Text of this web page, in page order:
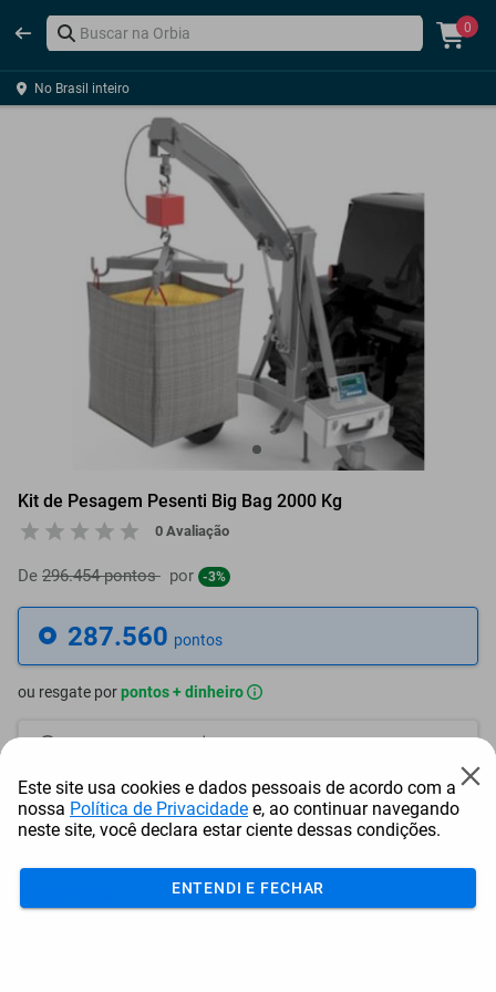
0
No Brasil inteiro
Kit de Pesagem Pesenti Big Bag 2000 Kg
0 Avaliação
De 296.454 pontos por -3%
287.560 pontos
ou resgate porpontos + dinheiro
258.804 + R$ 1.322,78
244.426 pontos + R$ 1.984,16
230.048 pontos + R$ 2.645,55
Este site usa cookies e dados pessoais de acordo com a
nossa Política de Privacidade e, ao continuar navegando
neste site, você declara estar ciente dessas condições.
ENTENDI E FECHAR